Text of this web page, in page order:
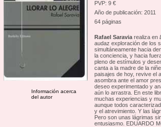
PVP: 9 €
Año de publicación: 2011
64 páginas
Rafael Saraviarealiza en
audaz exploración de los
simultáneamente hacia
la conciencia, y hacia
pleno de estímulos y
canta a la madre de la
paisajes de hoy, revive el
asombra ante el amor
deseo experimentado y
aún lo arrastra. En este
muchas experiencias y
aunque todos
y el atrevimiento. Y las
Pero son unas lágrimas
entusiasmo. EDUARDO
Información acerca
del autor